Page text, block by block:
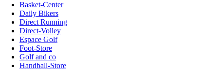
Basket-Center
Daily Bikers
Direct Running
Direct-Volley
Espace Golf
Foot-Store
Golf and co
Handball-Store